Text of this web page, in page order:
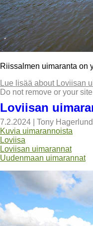
Riissalmen uimaranta on
Lue lisää about Loviisan
Do not remove or your
Loviisan
7.2.2024
Tony Hagerlund
Kuvia uimarannoista
Loviisa
Loviisan uimarannat
Uudenmaan uimarannat